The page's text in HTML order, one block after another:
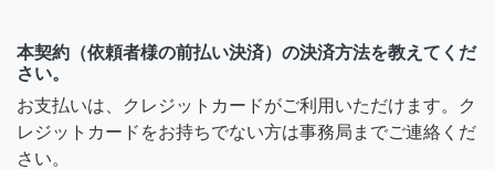
本契約（依頼者様の前払い決済）の決済方法を教えてくだ
さい。
お支払いは、クレジットカードがご利用いただけます。ク
レジットカードをお持ちでない方は事務局までご連絡くだ
さい。